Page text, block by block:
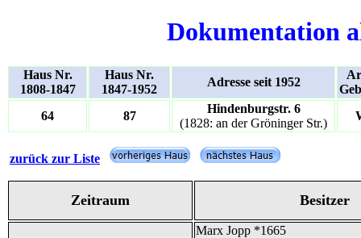
Dokumentation
Haus Nr.
1808-1847
Haus Nr.
1847-1952
Adresse seit 1952
64
87
Hindenburgstr. 6
(1828: an der Gröninger Str.)
zurück zur Liste
Zeitraum Besitzer
Marx Jopp *1665